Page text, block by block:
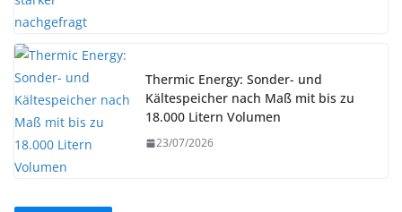
Thermic Energy: Sonder- und
Kältespeicher nach Maß mit bis zu
18.000 Litern Volumen
23/07/2026